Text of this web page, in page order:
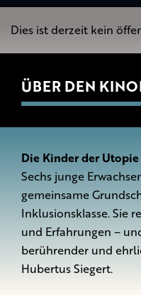
Dies ist derzeit kein
ÜBER DEN
Die Kinder der Utopie
Sechs junge
gemeinsame
Inklusionsklasse. Sie
und Erfahrungen –
berührender und
Hubertus Siegert.